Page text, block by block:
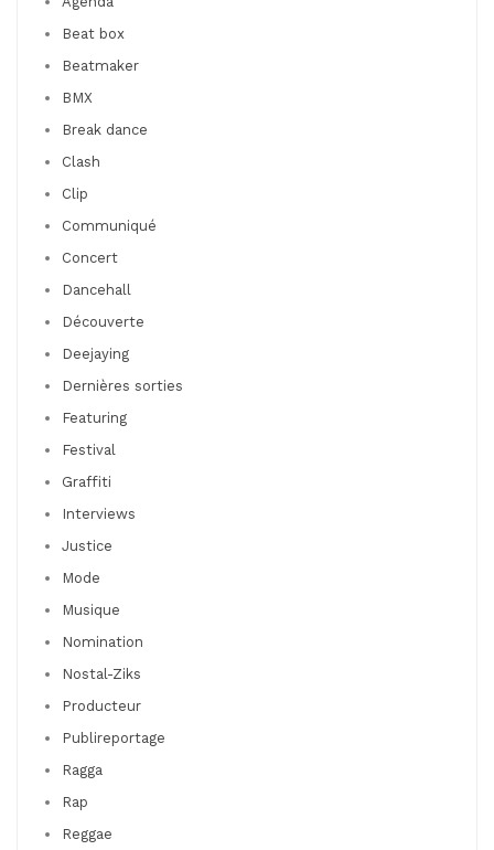
Beat box
Beatmaker
BMX
Break dance
Clash
Clip
Communiqué
Concert
Dancehall
Découverte
Deejaying
Dernières sorties
Featuring
Festival
Graffiti
Interviews
Justice
Mode
Musique
Nomination
Nostal-Ziks
Producteur
Publireportage
Ragga
Rap
Reggae